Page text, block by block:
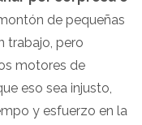
de pequeñas
trabajo, pero
motores de
eso sea injusto,
y esfuerzo en la